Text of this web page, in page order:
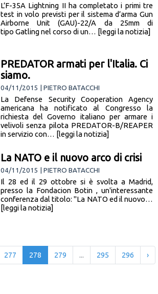
L’F-35A Lightning II ha completato i primi tre
test in volo previsti per il sistema d’arma Gun
Airborne Unit (GAU)-22/A da 25mm di
tipo Gatling nel corso di un… [leggi la notizia]
PREDATOR armati per l'Italia. Ci
siamo.
04/11/2015 | PIETRO BATACCHI
La Defense Security Cooperation Agency
americana ha notificato al Congresso la
richiesta del Governo italiano per armare i
velivoli senza pilota PREDATOR-B/REAPER
in servizio con… [leggi la notizia]
La NATO e il nuovo arco di crisi
04/11/2015 | PIETRO BATACCHI
Il 28 ed il 29 ottobre si è svolta a Madrid,
presso la Fondacion Botin , un'interessante
conferenza dal titolo: "La NATO ed il nuovo…
[leggi la notizia]
277 278 279 ... 295 296 ›